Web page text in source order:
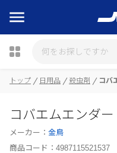
瓶詰
トップ 日用品 殺虫剤 コバ
コバエムエンダー
メーカー： 金鳥
商品コード： 4987115521537